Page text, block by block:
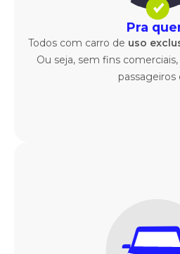
Pra
Todos com carro de uso
Ou seja, sem fins
passageiros